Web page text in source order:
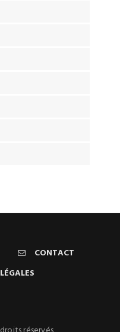
CONTACT